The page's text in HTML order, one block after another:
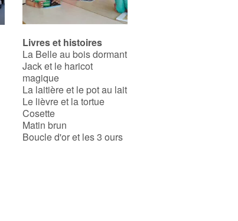
Livres et histoires
La Belle au bois dormant
Jack et le haricot
magique
La laitière et le pot au lait
Le lièvre et la tortue
Cosette
Matin brun
Boucle d'or et les 3 ours